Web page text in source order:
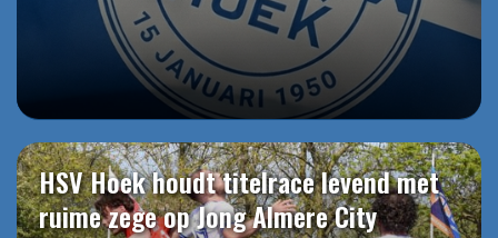
HSV Hoek houdt titelrace levend met
ruime zege op Jong Almere City